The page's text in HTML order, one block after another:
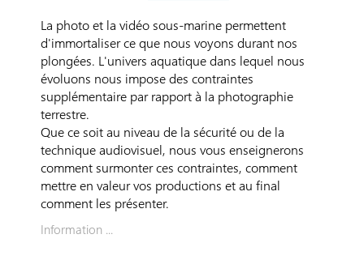
La photo et la vidéo sous-marine permettent
d'immortaliser ce que nous voyons durant nos
plongées. L'univers aquatique dans lequel nous
évoluons nous impose des contraintes
supplémentaire par rapport à la photographie
terrestre.
Que ce soit au niveau de la sécurité ou de la
technique audiovisuel, nous vous enseignerons
comment surmonter ces contraintes, comment
mettre en valeur vos productions et au final
comment les présenter.
Information ...